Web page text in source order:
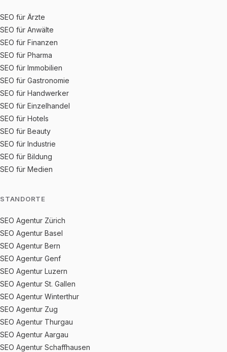
SEO für Ärzte
SEO für Anwälte
SEO für Finanzen
SEO für Pharma
SEO für Immobilien
SEO für Gastronomie
SEO für Handwerker
SEO für Einzelhandel
SEO für Hotels
SEO für Beauty
SEO für Industrie
SEO für Bildung
SEO für Medien
STANDORTE
SEO Agentur Zürich
SEO Agentur Basel
SEO Agentur Bern
SEO Agentur Genf
SEO Agentur Luzern
SEO Agentur St. Gallen
SEO Agentur Winterthur
SEO Agentur Zug
SEO Agentur Thurgau
SEO Agentur Aargau
SEO Agentur Schaffhausen